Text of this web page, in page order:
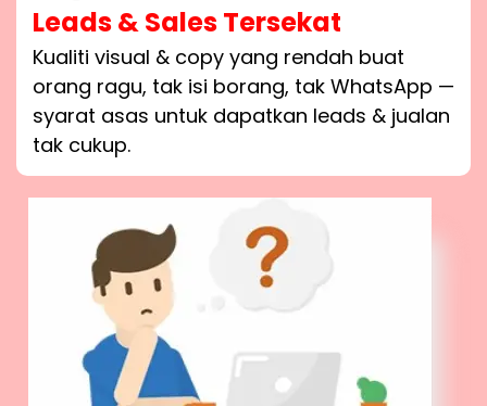
Leads & Sales Tersekat
Kualiti visual & copy yang rendah buat
orang ragu, tak isi borang, tak WhatsApp —
syarat asas untuk dapatkan leads & jualan
tak cukup.